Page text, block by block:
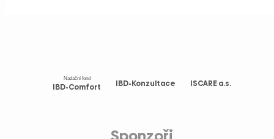
Nadační fond
IBD-Comfort IBD-Konzultace ISCARE a.s.